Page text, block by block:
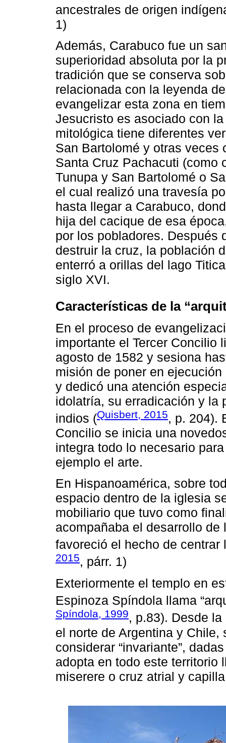
ancestrales de origen
1)
Además, Carabuco fue un
superioridad absoluta por la
tradición que se conserva
relacionada con la leyenda
evangelizar esta zona en
Jesucristo es asociado con
mitológica tiene diferentes
San Bartolomé y otras veces
Santa Cruz Pachacuti (como
Tunupa y San Bartolomé o
el cual realizó una travesía
hasta llegar a Carabuco,
hija del cacique de esa
por los pobladores. Después
destruir la cruz, la población
enterró a orillas del lago
siglo XVI.
Características de la
En el proceso de
importante el Tercer Concilio
agosto de 1582 y sesiona
misión de poner en
y dedicó una atención
idolatría, su erradicación y la
indios (Quisbert, 2015, p. 204).
Concilio se inicia una
integra todo lo necesario
ejemplo el arte.
En Hispanoamérica, sobre
espacio dentro de la iglesia
mobiliario que tuvo como
acompañaba el desarrollo
favoreció el hecho de
2015, párr. 1)
Exteriormente el templo en
Espinoza Spíndola llama
Spíndola, 1999, p.83). Desde
el norte de Argentina y
considerar “invariante”,
adopta en todo este territorio
miserere o cruz atrial y